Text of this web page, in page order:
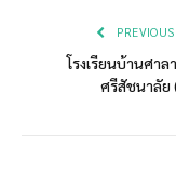
โรงเรียนบ้านศา
ศรีสัชนาลัย